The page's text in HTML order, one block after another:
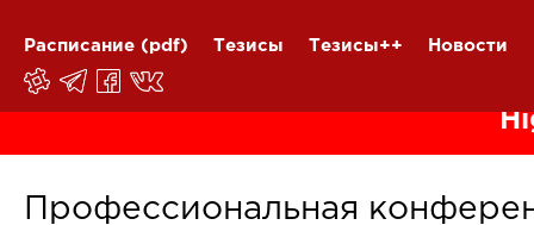
Расписание (pdf) Тезисы Тезисы++ Новости
Профессиональная